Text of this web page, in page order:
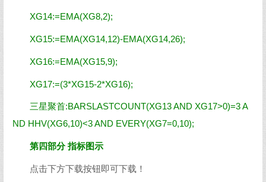
XG14:=EMA(XG8,2);
XG15:=EMA(XG14,12)-EMA(XG14,26);
XG16:=EMA(XG15,9);
XG17:=(3*XG15-2*XG16);
三星聚首:BARSLASTCOUNT(XG13 AND XG17>0)=3 A
ND HHV(XG6,10)<3 AND EVERY(XG7=0,10);
第四部分 指标图示
点击下方下载按钮即可下载！